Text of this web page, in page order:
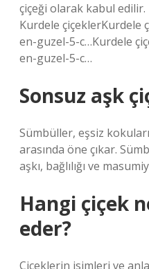
çiçeği olarak kabul edilir.
Kurdele çiçeklerKurdele
en-guzel-5-c…Kurdele
en-guzel-5-c…
Sonsuz aşk
Sümbüller, eşsiz
arasında öne çıkar.
aşkı, bağlılığı ve
Hangi çiçek
eder?
Çiçeklerin isimleri ve